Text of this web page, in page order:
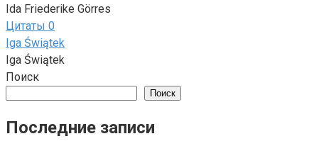
Ida Friederike Görres
Цитаты 0
Iga Świątek
Iga Świątek
Поиск
Поиск
Последние записи